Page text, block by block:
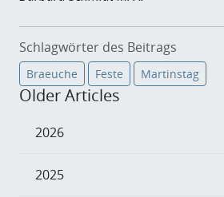
Schlagwörter des Beitrags
Braeuche Feste Martinstag
Older Articles
2026
2025